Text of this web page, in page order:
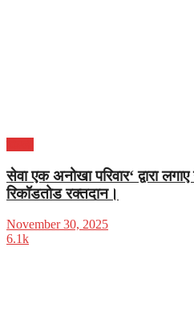
सेवा एक अनोखा परिवार‘ द्वारा
रिकॉडतोड रक्तदान।
November 30, 2025
6.1k